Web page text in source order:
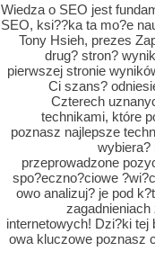
Wiedza o SEO jest
SEO, ksi??ka ta mo?e
Tony Hsieh, prezes
drug? stron?
pierwszej stronie
Ci szans?
Czterech
technikami, które
poznasz najlepsze
wybiera?
przeprowadzone
spo?eczno?ciowe
owo analizuj? je pod
internetowych! Dzi?ki
owa kluczowe poznasz